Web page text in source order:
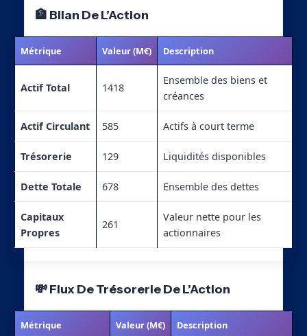
🏦 Bilan De L’Action
Métrique Valeur (M€) Description
Actif Total 1418
Ensemble des biens et
créances
Actif Circulant 585 Actifs à court terme
Trésorerie 129 Liquidités disponibles
Dette Totale 678 Ensemble des dettes
Capitaux
Propres
261
Valeur nette pour les
actionnaires
💸 Flux De Trésorerie De L’Action
Métrique Valeur (M€) Description